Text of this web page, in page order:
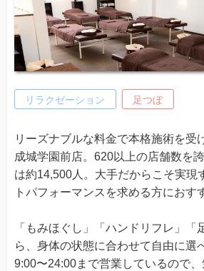
リラクゼーション 足つぼ
リーズナブルな料金で本格施術を受
成城学園前店。620以上の店舗数を
は約14,500人。大手だからこそ実現
トパフォーマンスを求める方におす
「もみほぐし」「ハンドリフレ」「
ら、身体の状態に合わせて自由に選
9:00〜24:00まで営業しているので